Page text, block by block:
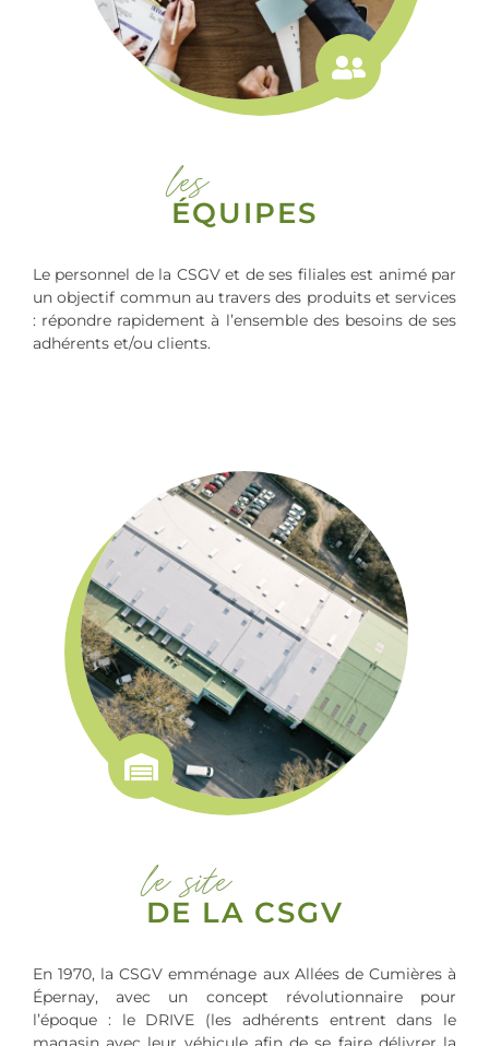
les
ÉQUIPES
Le personnel de la CSGV et de ses filiales est animé par
un objectif commun au travers des produits et services
: répondre rapidement à l’ensemble des besoins de ses
adhérents et/ou clients.
le site
DE LA CSGV
En 1970, la CSGV emménage aux Allées de Cumières à
Épernay, avec un concept révolutionnaire pour
l’époque : le DRIVE (les adhérents entrent dans le